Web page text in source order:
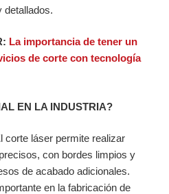
detallados.
La importancia de tener un
de corte con tecnología
EN LA INDUSTRIA?
l corte láser permite realizar
con bordes limpios y
de acabado adicionales.
en la fabricación de